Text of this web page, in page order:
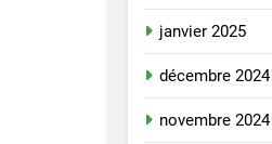
janvier 2025
décembre 2024
novembre 2024